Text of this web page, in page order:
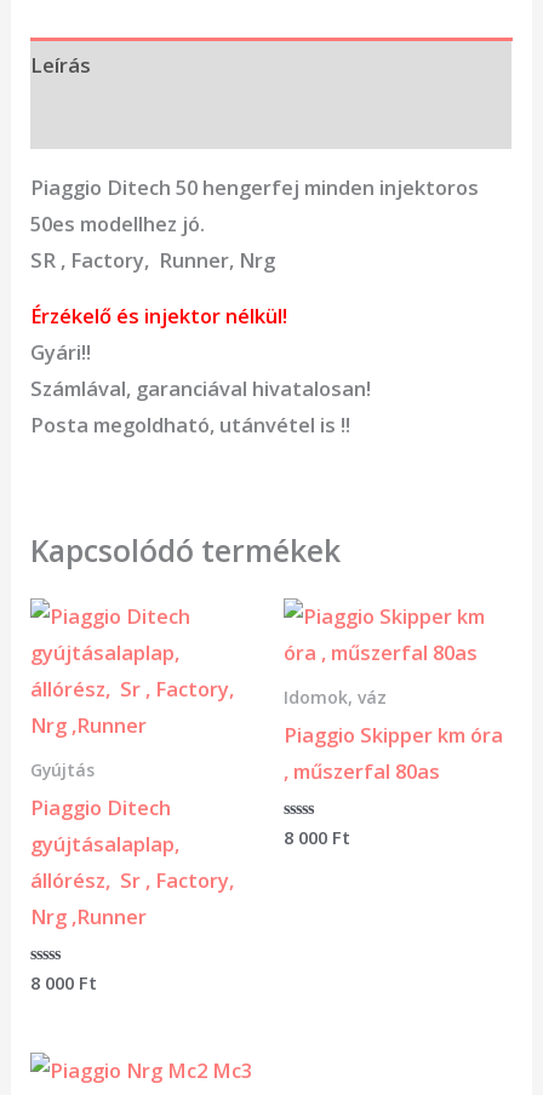
Leírás
Piaggio Ditech 50 hengerfej minden injektoros
50es modellhez jó.
SR , Factory, Runner, Nrg
Érzékelő és injektor nélkül!
Gyári!!
Számlával, garanciával hivatalosan!
Posta megoldható, utánvétel is !!
Kapcsolódó termékek
Gyújtás
Piaggio Ditech
gyújtásalaplap,
állórész, Sr , Factory,
Nrg ,Runner
Értékelés:
0
8 000 Ft
Idomok, váz
Piaggio Skipper km óra
, műszerfal 80as
Értékelés:
0
8 000 Ft